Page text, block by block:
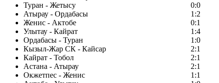
Туран - Жетысу
0:0
Атырау - Ордабасы
1:2
Женис - Актобе
0:1
Улытау - Кайрат
1:4
Ордабасы - Туран
1:0
Кызыл-Жар СК - Кайсар
2:1
Кайрат - Тобол
2:1
Астана - Атырау
2:1
Окжетпес - Женис
1:1